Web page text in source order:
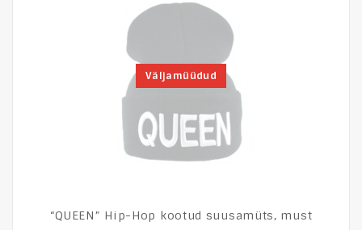
Väljamüüdud
“QUEEN” Hip-Hop kootud suusamüts, must